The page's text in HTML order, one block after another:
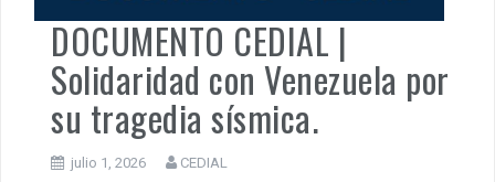
Actualidad,Argentina,CEDIAL,COYUNTURA,DOCUMENTOS
Economía
Política